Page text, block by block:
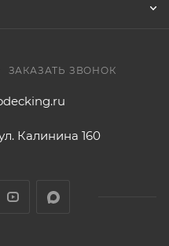
ЗАКАЗАТЬ ЗВОНОК
Калинина 160